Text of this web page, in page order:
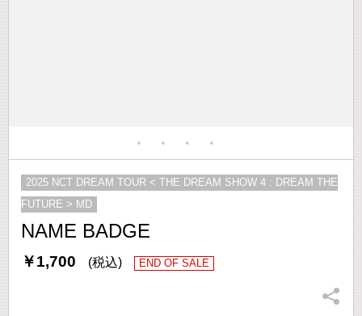
NAME BADGE
￥1,700 (税込) END OF SALE
2025 NCT DREAM TOUR < THE DREAM SHOW 4 : DREAM THE
FUTURE > MD